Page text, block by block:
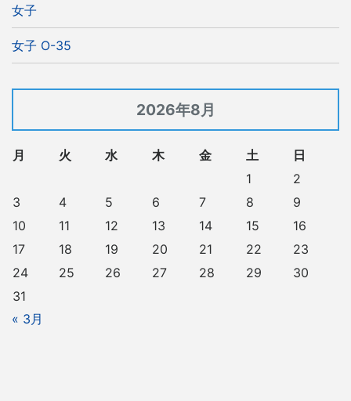
女子
女子 O-35
2026年8月
月 火 水 木 金 土
日
1
2
3
4 5 6 7 8
9
10
11 12 13 14 15
16
17
18 19 20 21 22
23
24
25 26 27 28 29
30
31
« 3月